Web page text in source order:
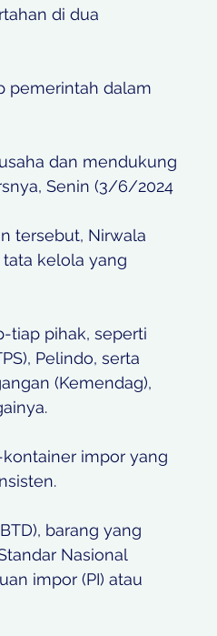
di dua
pemerintah dalam
dan mendukung
Senin (3/6/2024
tersebut, Nirwala
kelola yang
tiap pihak, seperti
Pelindo, serta
(Kemendag),
impor yang
barang yang
Nasional
impor (PI) atau